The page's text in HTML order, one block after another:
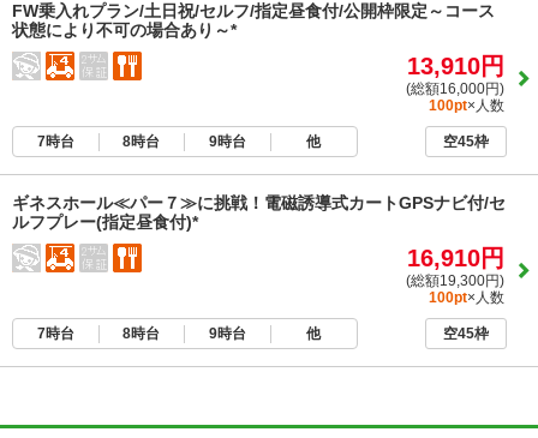
FW乗入れプラン/土日祝/セルフ/指定昼食付/公開枠限定～コース
状態により不可の場合あり～*
13,910円
(総額16,000円)
100pt×人数
7時台 8時台 9時台 他 空45枠
ギネスホール≪パー７≫に挑戦！電磁誘導式カートGPSナビ付/セ
ルフプレー(指定昼食付)*
16,910円
(総額19,300円)
100pt×人数
7時台 8時台 9時台 他 空45枠